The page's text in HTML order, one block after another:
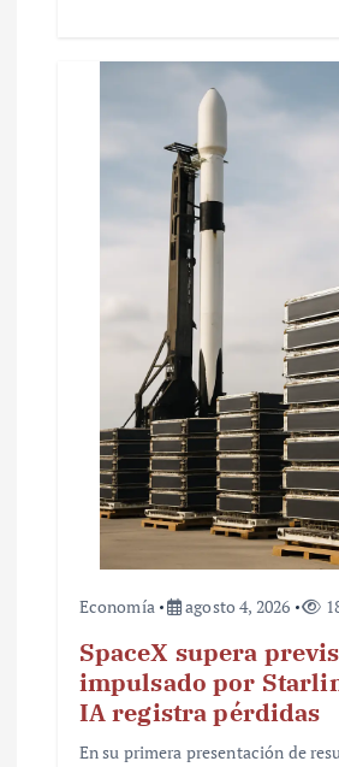
Economía agosto 4, 2026
SpaceX supera
impulsado por
IA registra pérdidas
En su primera presentación de